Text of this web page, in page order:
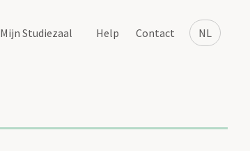
NL
Mijn Studiezaal Help Contact